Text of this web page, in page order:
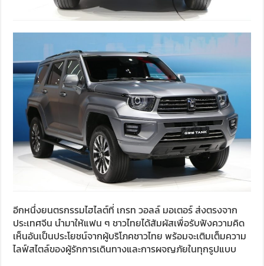
อีกหนึ่งยนตรกรรมไฮไลต์ที่ เกรท วอลล์ มอเตอร์ ส่งตรงจาก
ประเทศจีน นำมาให้แฟน ๆ ชาวไทยได้สัมผัสเพื่อรับฟังความคิด
เห็นอันเป็นประโยชน์จากผู้บริโภคชาวไทย พร้อมจะเติมเต็มความ
ไลฟ์สไตล์ของผู้รักการเดินทางและการผจญภัยในทุกรูปแบบ